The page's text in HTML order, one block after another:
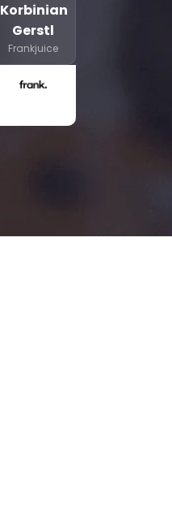
Korbinian
Gerstl
Frankjuice